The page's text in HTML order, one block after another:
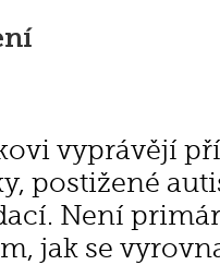
vyprávějí
postižené
Není
jak se